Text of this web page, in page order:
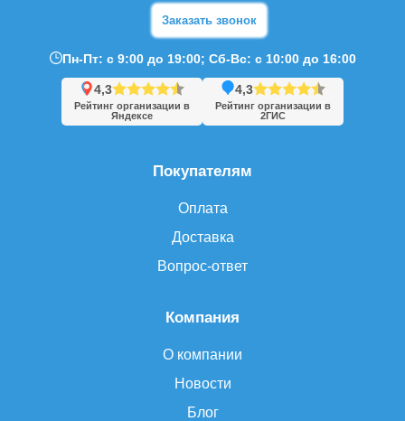
Компания
О компании
Новости
Блог
Покупателям
Оплата
Доставка
Вопрос-ответ
Заказать звонок
Пн-Пт: с 9:00 до 19:00; Сб-Вс: с 10:00 до 16:00
4,3
Рейтинг организации в
Яндексе
4,3
Рейтинг организации в
2ГИС